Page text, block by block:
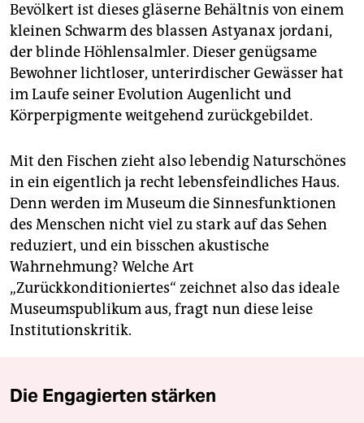
Bevölkert ist dieses gläserne Behältnis von einem
kleinen Schwarm des blassen Astyanax jordani,
der blinde Höhlensalmler. Dieser genügsame
Bewohner lichtloser, unterirdischer Gewässer hat
im Laufe seiner Evolution Augenlicht und
Körperpigmente weitgehend zurückgebildet.
Mit den Fischen zieht also lebendig Naturschönes
in ein eigentlich ja recht lebensfeindliches Haus.
Denn werden im Museum die Sinnesfunktionen
des Menschen nicht viel zu stark auf das Sehen
reduziert, und ein bisschen akustische
Wahrnehmung? Welche Art
„Zurückkonditioniertes“ zeichnet also das ideale
Museumspublikum aus, fragt nun diese leise
Institutionskritik.
Die Engagierten stärken